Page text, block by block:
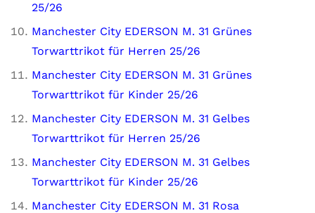
25/26
Manchester City EDERSON M. 31 Grünes
Torwarttrikot für Herren 25/26
Manchester City EDERSON M. 31 Grünes
Torwarttrikot für Kinder 25/26
Manchester City EDERSON M. 31 Gelbes
Torwarttrikot für Herren 25/26
Manchester City EDERSON M. 31 Gelbes
Torwarttrikot für Kinder 25/26
Manchester City EDERSON M. 31 Rosa